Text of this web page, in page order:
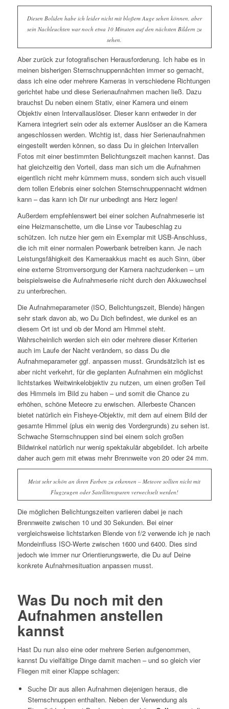
Diesen Boliden habe ich leider nicht mit bloßem Auge sehen können, aber
sein Nachleuchten war noch etwa 10 Minuten auf den nächsten Bildern zu
sehen.
Aber zurück zur fotografischen Herausforderung. Ich habe es in
meinen bisherigen Sternschnuppennächten immer so gemacht,
dass ich eine oder mehrere Kameras in verschiedene Richtungen
gerichtet habe und diese Serienaufnahmen machen ließ. Dazu
brauchst Du neben einem Stativ, einer Kamera und einem
Objektiv einen Intervallauslöser. Dieser kann entweder in der
Kamera integriert sein oder als externer Auslöser an die Kamera
angeschlossen werden. Wichtig ist, dass hier Serienaufnahmen
eingestellt werden können, so dass Du in gleichen Intervallen
Fotos mit einer bestimmten Belichtungszeit machen kannst. Das
hat gleichzeitig den Vorteil, dass man sich um die Aufnahmen
eigentlich nicht mehr kümmern muss, sondern sich auch visuell
dem tollen Erlebnis einer solchen Sternschnuppennacht widmen
kann – das kann ich Dir nur unbedingt ans Herz legen!
Außerdem empfehlenswert bei einer solchen Aufnahmeserie ist
eine Heizmanschette, um die Linse vor Taubeschlag zu
schützen. Ich nutze hier gern ein Exemplar mit USB-Anschluss,
die ich mit einer normalen Powerbank betreiben kann. Je nach
Leistungsfähigkeit des Kameraakkus macht es auch Sinn, über
eine externe Stromversorgung der Kamera nachzudenken – um
beispielsweise die Aufnahmeserie nicht durch den Akkuwechsel
zu unterbrechen.
Die Aufnahmeparameter (ISO, Belichtungszeit, Blende) hängen
sehr stark davon ab, wo Du Dich befindest, wie dunkel es an
diesem Ort ist und ob der Mond am Himmel steht.
Wahrscheinlich werden sich ein oder mehrere dieser Kriterien
auch im Laufe der Nacht verändern, so dass Du die
Aufnahmeparameter ggf. anpassen musst. Grundsätzlich ist es
aber nicht verkehrt, für die geplanten Aufnahmen ein möglichst
lichtstarkes Weitwinkelobjektiv zu nutzen, um einen großen Teil
des Himmels im Bild zu haben – und somit die Chance zu
erhöhen, schöne Meteore zu erwischen. Allerbeste Chancen
bietet natürlich ein Fisheye-Objektiv, mit dem auf einem Bild der
gesamte Himmel (plus ein wenig des Vordergrunds) zu sehen ist.
Schwache Sternschnuppen sind bei einem solch großen
Bildwinkel natürlich nur wenig spektakulär abgebildet. Ich arbeite
daher auch gern mit etwas mehr Brennweite von 20 oder 24 mm.
Meist sehr schön an ihren Farben zu erkennen – Meteore sollten nicht mit
Flugzeugen oder Satellitenspuren verwechselt werden!
Die möglichen Belichtungszeiten variieren dabei je nach
Brennweite zwischen 10 und 30 Sekunden. Bei einer
vergleichsweise lichtstarken Blende von f/2 verwende ich je nach
Mondeinfluss ISO-Werte zwischen 1600 und 6400. Dies sind
jedoch wie immer nur Orientierungswerte, die Du auf Deine
konkrete Aufnahmesituation anpassen musst.
Was Du noch mit den
Aufnahmen anstellen
kannst
Hast Du nun also eine oder mehrere Serien aufgenommen,
kannst Du vielfältige Dinge damit machen – und so gleich vier
Fliegen mit einer Klappe schlagen:
Suche Dir aus allen Aufnahmen diejenigen heraus, die
Sternschnuppen enthalten. Neben der Verwendung als